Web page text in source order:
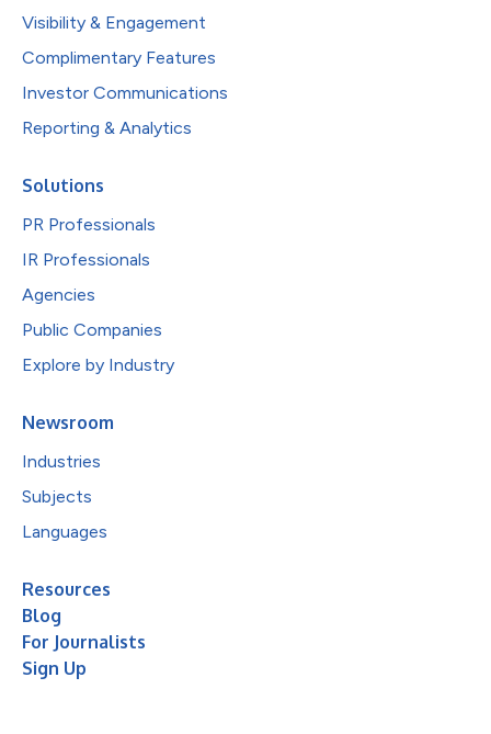
Visibility & Engagement
Complimentary Features
Investor Communications
Reporting & Analytics
Solutions
PR Professionals
IR Professionals
Agencies
Public Companies
Explore by Industry
Newsroom
Industries
Subjects
Languages
Resources
Blog
For Journalists
Sign Up